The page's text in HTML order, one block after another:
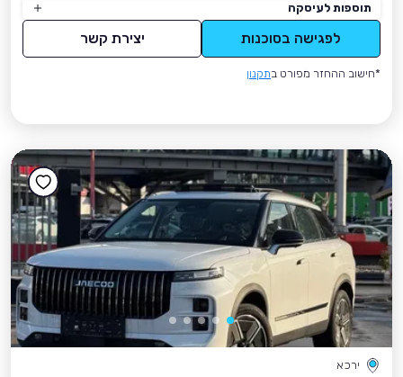
תוספות לעיסקה
לפגישה בסוכנות יצירת קשר
*חישוב ההחזר מפורט בתקנון
ירכא